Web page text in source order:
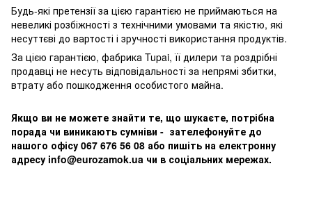
Будь-які претензії за цією гарантією не приймаються на
невеликі розбіжності з технічними умовами та якістю, які
несуттєві до вартості і зручності використання продуктів.
За цією гарантією, фабрика Tupai, її дилери та роздрібні
продавці не несуть відповідальності за непрямі збитки,
втрату або пошкодження особистого майна.
Якщо ви не можете знайти те, що шукаєте, потрібна
порада чи виникають сумніви - зателефонуйте до
нашого офісу 067 676 56 08 або пишіть на електронну
адресу info@eurozamok.ua чи в соціальних мережах.